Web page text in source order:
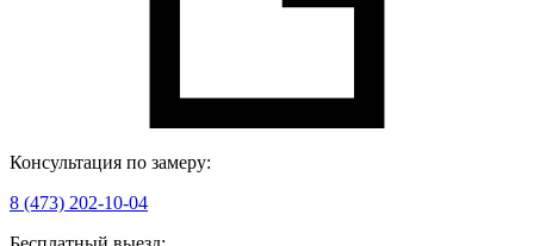
Консультация по замеру:
8 (473) 202-10-04